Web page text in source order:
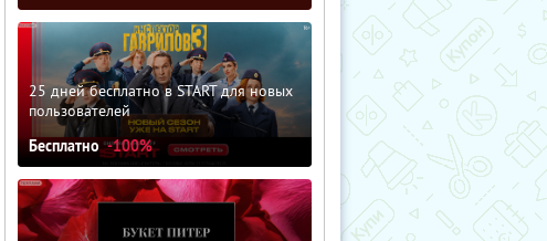
25 дней бесплатно в START для новых
пользователей
Бесплатно -100%